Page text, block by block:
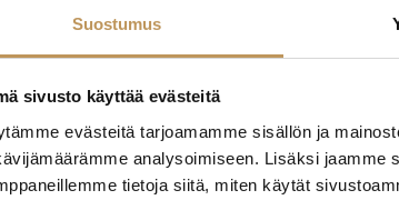
Suostumus
sivusto käyttää evästeitä
evästeitä tarjoamamme sisällön ja
analysoimiseen. Lisäksi jaamme
tietoja siitä, miten käytät
LKV
Laillistettu kiinteistönvälittäjä, Laillistettu
välittäjä